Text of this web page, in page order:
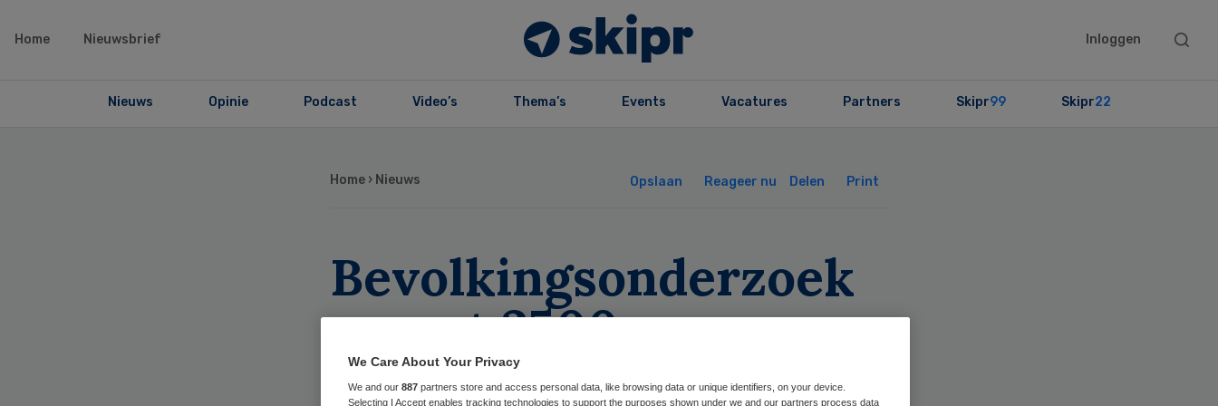
Home Nieuwsbrief Inloggen
Search
Nieuws Opinie Podcast Video’s Thema’s Events Vacatures Partners Skipr99 Skipr22
Home › Nieuws Opslaan Reageer nu Delen Print
Bevolkingsonderzoek
spoort 2500 mensen
met darmkanker op
We Care About Your Privacy
We and our 887 partners store and access personal data, like browsing data or unique identifiers, on your device.
Selecting I Accept enables tracking technologies to support the purposes shown under we and our partners process data